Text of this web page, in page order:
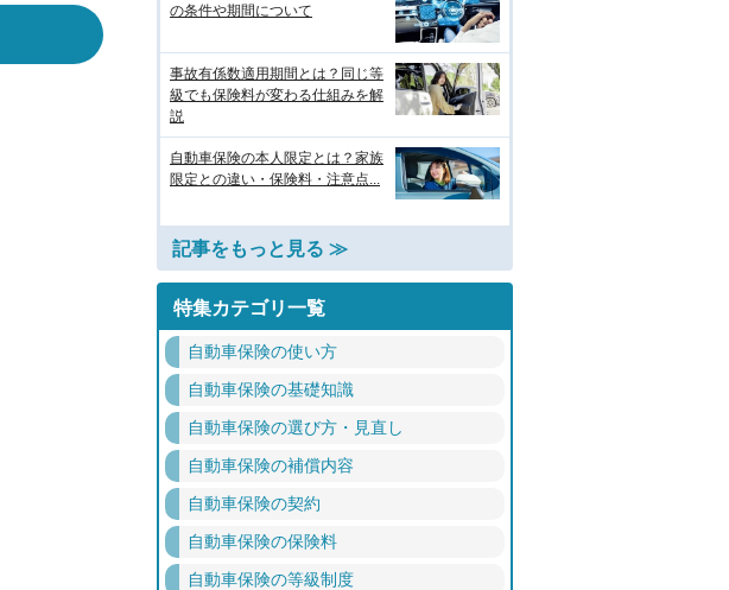
の条件や期間について
事故有係数適用期間とは？同じ等
級でも保険料が変わる仕組みを解
説
自動車保険の本人限定とは？家族
限定との違い・保険料・注意点...
記事をもっと見る ≫
特集カテゴリ一覧
自動車保険の使い方
自動車保険の基礎知識
自動車保険の選び方・見直し
自動車保険の補償内容
自動車保険の契約
自動車保険の保険料
自動車保険の等級制度